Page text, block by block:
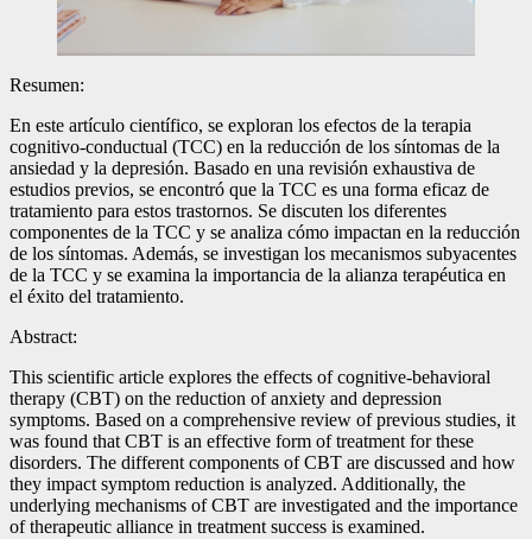
Resumen:
En este artículo científico, se exploran los efectos de la terapia
cognitivo-conductual (TCC) en la reducción de los síntomas de la
ansiedad y la depresión. Basado en una revisión exhaustiva de
estudios previos, se encontró que la TCC es una forma eficaz de
tratamiento para estos trastornos. Se discuten los diferentes
componentes de la TCC y se analiza cómo impactan en la reducción
de los síntomas. Además, se investigan los mecanismos subyacentes
de la TCC y se examina la importancia de la alianza terapéutica en
el éxito del tratamiento.
Abstract:
This scientific article explores the effects of cognitive-behavioral
therapy (CBT) on the reduction of anxiety and depression
symptoms. Based on a comprehensive review of previous studies, it
was found that CBT is an effective form of treatment for these
disorders. The different components of CBT are discussed and how
they impact symptom reduction is analyzed. Additionally, the
underlying mechanisms of CBT are investigated and the importance
of therapeutic alliance in treatment success is examined.